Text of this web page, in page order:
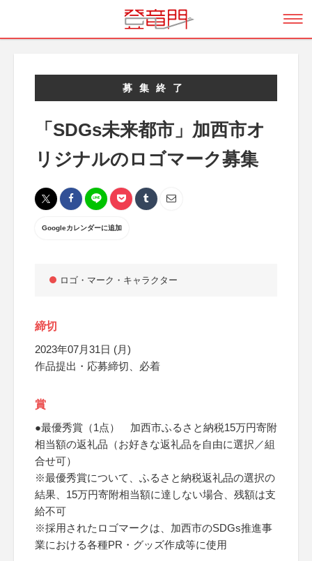
募集終了
「SDGs未来都市」加西市オ
リジナルのロゴマーク募集
Googleカレンダーに追加
ロゴ・マーク・キャラクター
締切
2023年07月31日 (月)
作品提出・応募締切、必着
賞
●最優秀賞（1点） 加西市ふるさと納税15万円寄附
相当額の返礼品（お好きな返礼品を自由に選択／組
合せ可）
※最優秀賞について、ふるさと納税返礼品の選択の
結果、15万円寄附相当額に達しない場合、残額は支
給不可
※採用されたロゴマークは、加西市のSDGs推進事
業における各種PR・グッズ作成等に使用